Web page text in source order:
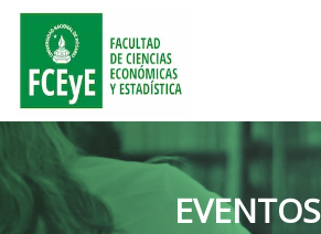
EVENTOS